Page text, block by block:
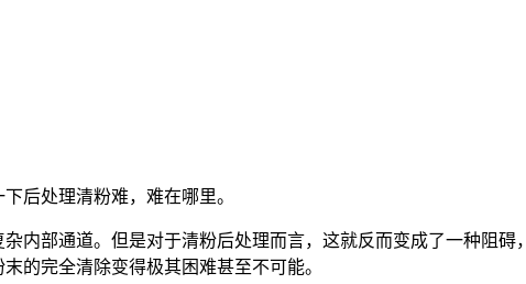
后处理清粉难，难在哪里。
内部通道。但是对于清粉后处理而言，这就反而变成了一种阻碍，
的完全清除变得极其困难甚至不可能。